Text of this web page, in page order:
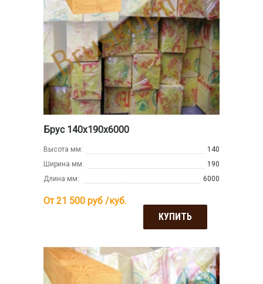
Брус 140х190х6000
Высота мм:
140
Ширина мм:
190
Длина мм:
6000
От 21 500 руб /куб.
КУПИТЬ